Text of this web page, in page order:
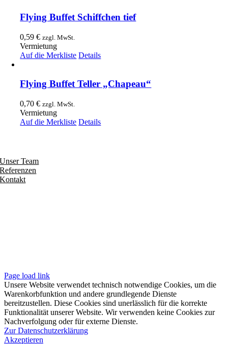
Flying Buffet Schiffchen tief
0,59€ zzgl. MwSt.
Vermietung
Auf die Merkliste Details
Flying Buffet Teller „Chapeau“
0,70€ zzgl. MwSt.
Vermietung
Auf die Merkliste Details
Unser Team
Referenzen
Kontakt
Page load link
Unsere Website verwendet technisch notwendige Cookies, um die
Warenkorbfunktion und andere grundlegende Dienste
bereitzustellen. Diese Cookies sind unerlässlich für die korrekte
Funktionalität unserer Website. Wir verwenden keine Cookies zur
Nachverfolgung oder für externe Dienste.
Zur Datenschutzerklärung
Akzeptieren